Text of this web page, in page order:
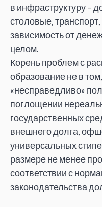
в инфраструктуру –
столовые,
зависимость от
целом.
Корень проблем с
образование не в
«несправедливо»
поглощении
государственных
внешнего долга,
универсальных
размере не менее
соответствии с
законодательства